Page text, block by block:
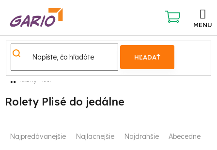
obsah
HĽADAŤ
NÁKUPNÝ
KOŠÍK
Rolety Plisé
Rolety Plisé do jedálne
RNajpredávanejšie Najlacnejšie Najdrahšie Abecedne